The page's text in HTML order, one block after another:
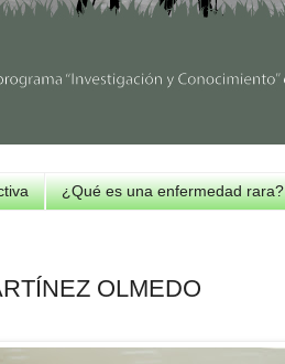
¿Qué es una enfermedad rara?
OLMEDO